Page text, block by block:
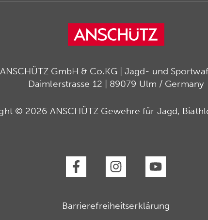
GmbH & Co.KG | Jagd- und
Daimlerstrasse 12 | 89079 Ulm / Germany
© 2026 ANSCHÜTZ Gewehre für Jagd,
Barrierefreiheitserklärung